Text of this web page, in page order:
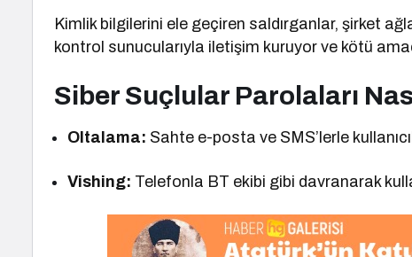
Kimlik bilgilerini ele geçiren saldırganlar, şirket
kontrol sunucularıyla iletişim kuruyor ve kötü
Siber Suçlular Parolaları
Oltalama: Sahte e-posta ve SMS’lerle
Vishing: Telefonla BT ekibi gibi davranarak